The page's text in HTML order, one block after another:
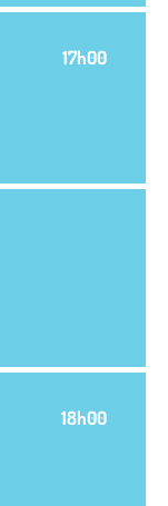
17h00
18h00